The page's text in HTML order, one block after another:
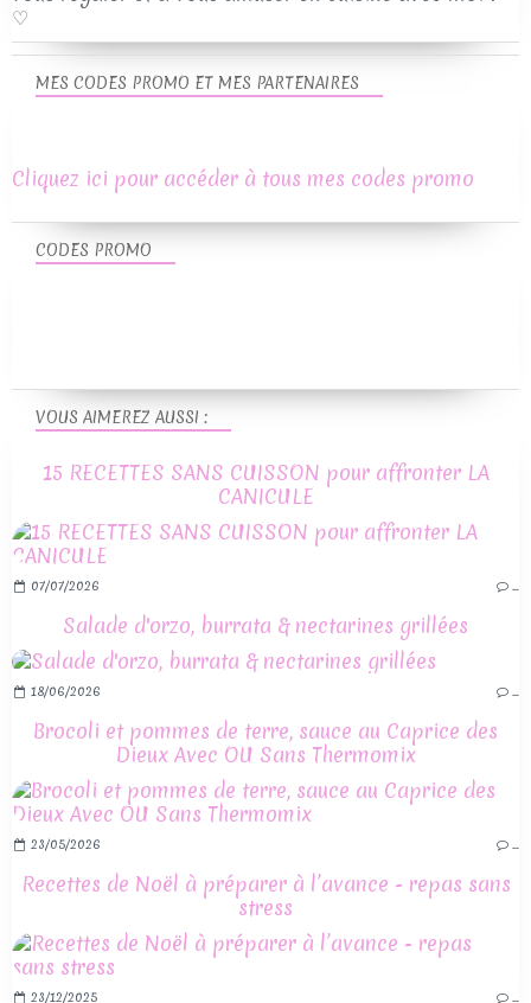
♡
VOUS AIMEREZ AUSSI :
15 RECETTES SANS CUISSON pour affronter LA
CANICULE
07/07/2026 …
Salade d'orzo, burrata & nectarines grillées
18/06/2026 …
Brocoli et pommes de terre, sauce au Caprice des
Dieux Avec OU Sans Thermomix
23/05/2026 …
Recettes de Noël à préparer à l’avance - repas sans
stress
23/12/2025 …
CODES PROMO
MES CODES PROMO ET MES PARTENAIRES
Cliquez ici pour accéder à tous mes codes promo